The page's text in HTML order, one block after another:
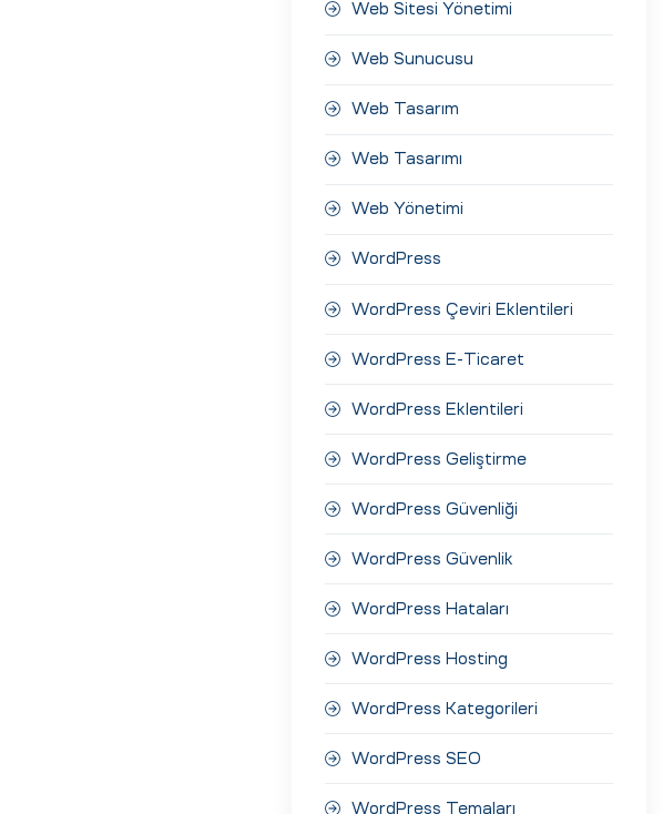
Web Sitesi Yönetimi
Web Sunucusu
Web Tasarım
Web Tasarımı
Web Yönetimi
WordPress
WordPress Çeviri Eklentileri
WordPress E-Ticaret
WordPress Eklentileri
WordPress Geliştirme
WordPress Güvenliği
WordPress Güvenlik
WordPress Hataları
WordPress Hosting
WordPress Kategorileri
WordPress SEO
WordPress Temaları